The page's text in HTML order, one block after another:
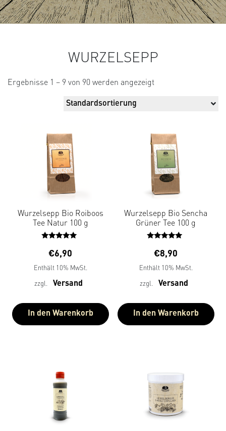
WURZELSEPP
Ergebnisse 1 – 9 von 90 werden angezeigt
Wurzelsepp Bio Roiboos
Tee Natur 100 g
Bewertet
mit
5.00
von 5
€6,90
Enthält 10% MwSt.
zzgl. Versand
In den Warenkorb
Wurzelsepp Bio Sencha
Grüner Tee 100 g
Bewertet
mit
5.00
von 5
€8,90
Enthält 10% MwSt.
zzgl. Versand
In den Warenkorb